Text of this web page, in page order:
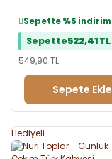
Sepette%5 indirim
Sepette522,41 TL
549,90 TL
Sepete Ekle
Hediyeli